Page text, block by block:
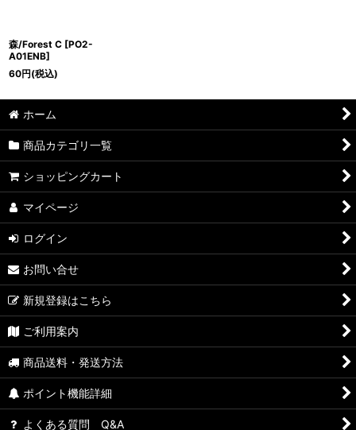
森/Forest C [PO2-
A01ENB]
60円(税込)
ホーム
商品カテゴリ一覧
ショッピングカート
マイページ
ログイン
お問い合せ
新規登録はこちら
ご利用案内
商品送料・発送方法
ポイント機能詳細
よくある質問 Q&A